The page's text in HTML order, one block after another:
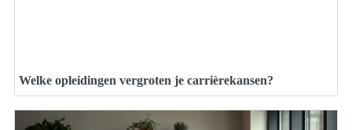
Welke opleidingen vergroten je carrièrekansen?